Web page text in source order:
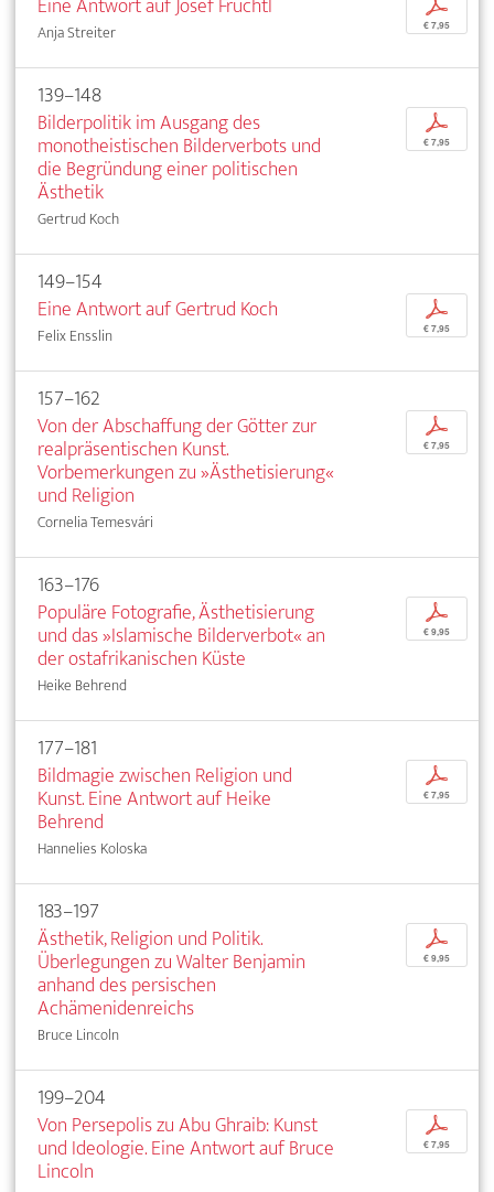
Anja Streiter
p
€ 7,95
139–148
Bilderpolitik im Ausgang des
monotheistischen Bilderverbots und
die Begründung einer politischen
Ästhetik
Gertrud Koch
p
€ 7,95
149–154
Eine Antwort auf Gertrud Koch
Felix Ensslin
p
€ 7,95
157–162
Von der Abschaffung der Götter zur
realpräsentischen Kunst.
Vorbemerkungen zu »Ästhetisierung«
und Religion
Cornelia Temesvári
p
€ 7,95
163–176
Populäre Fotografie, Ästhetisierung
und das »Islamische Bilderverbot« an
der ostafrikanischen Küste
Heike Behrend
p
€ 9,95
177–181
Bildmagie zwischen Religion und
Kunst. Eine Antwort auf Heike
Behrend
Hannelies Koloska
p
€ 7,95
183–197
Ästhetik, Religion und Politik.
Überlegungen zu Walter Benjamin
anhand des persischen
Achämenidenreichs
Bruce Lincoln
p
€ 9,95
199–204
Von Persepolis zu Abu Ghraib: Kunst
und Ideologie. Eine Antwort auf Bruce
Lincoln
p
€ 7,95